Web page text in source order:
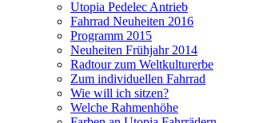
Utopia Pedelec Antrieb
Fahrrad Neuheiten 2016
Programm 2015
Neuheiten Frühjahr 2014
Radtour zum Weltkulturerbe
Zum individuellen Fahrrad
Wie will ich sitzen?
Welche Rahmenhöhe